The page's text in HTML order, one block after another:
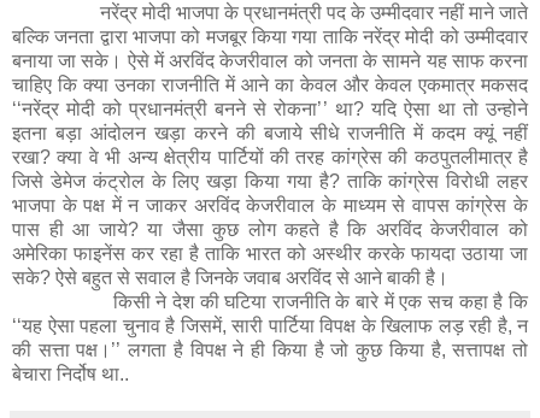
नरेंद्र मोदी भाजपा के प्रधानमंत्री पद के उम्मीदवार नहीं माने जाते
बल्कि जनता द्वारा भाजपा को मजबूर किया गया ताकि नरेंद्र मोदी को उम्मीदवार
बनाया जा सके। ऐसे में अरविंद केजरीवाल को जनता के सामने यह साफ करना
चाहिए कि क्या उनका राजनीति में आने का केवल और केवल एकमात्र मकसद
‘‘नरेंद्र मोदी को प्रधानमंत्री बनने से रोकना’’ था? यदि ऐसा था तो उन्होने
इतना बड़ा आंदोलन खड़ा करने की बजाये सीधे राजनीति में कदम क्यूं नहीं
रखा? क्या वे भी अन्य क्षेत्रीय पार्टियों की तरह कांग्रेस की कठपुतलीमात्र है
जिसे डेमेज कंट्रोल के लिए खड़ा किया गया है? ताकि कांग्रेस विरोधी लहर
भाजपा के पक्ष में न जाकर अरविंद केजरीवाल के माध्यम से वापस कांग्रेस के
पास ही आ जाये? या जैसा कुछ लोग कहते है कि अरविंद केजरीवाल को
अमेरिका फाइनेंस कर रहा है ताकि भारत को अस्थीर करके फायदा उठाया जा
सके? ऐसे बहुत से सवाल है जिनके जवाब अरविंद से आने बाकी है।
किसी ने देश की घटिया राजनीति के बारे में एक सच कहा है कि
‘‘यह ऐसा पहला चुनाव है जिसमें, सारी पार्टिया विपक्ष के खिलाफ लड़ रही है, न
की सत्ता पक्ष।’’ लगता है विपक्ष ने ही किया है जो कुछ किया है, सत्तापक्ष तो
बेचारा निर्दोष था..